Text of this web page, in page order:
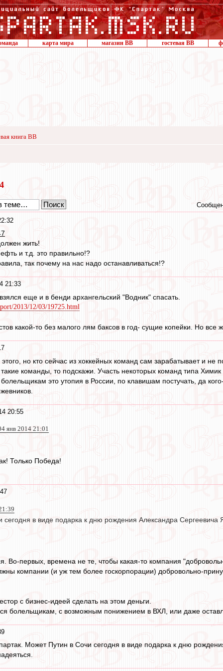
карта мира магазин ВВ гостевая ВВ
книга ВВ
жить!
и т.д. это правильно!?
так почему на нас надо останавливаться!?
21:33
еще и в бенди архангельский "Водник" спасать.
2013/12/03/19725.html
какой-то без малого лям баксов в год- сущие копейки. Но все
но кто сейчас из хоккейных команд сам зарабатывает и не
команды, то подскажи. Участь некоторых команд типа
болельщикам это утопия в России, по клавишам постучать, да
20:55
янв 2014 21:01
Только Победа!
в виде подарка к дню рождения Александра Сергеевича
Во-первых, времена не те, чтобы какая-то компания
компании (и уж тем более госкорпорации) добровольно-
с бизнес-идеей сделать на этом деньги.
болельщикам, с возможным понижением в ВХЛ, или даже
Может Путин в Сочи сегодня в виде подарка к дню